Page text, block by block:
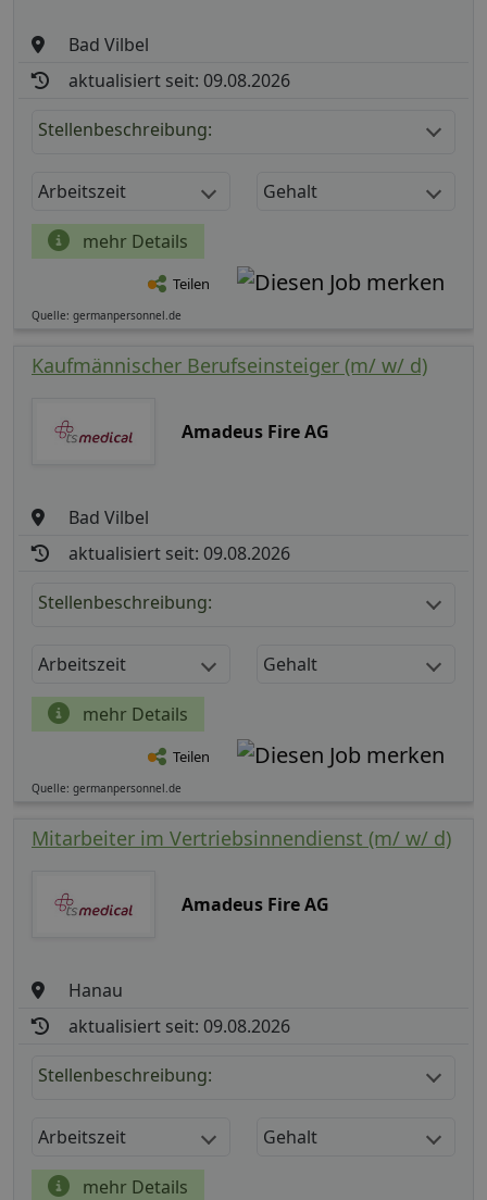
Bad Vilbel
aktualisiert seit: 09.08.2026
Stellenbeschreibung:
Arbeitszeit Gehalt
mehr Details
Teilen
Quelle: germanpersonnel.de
Kaufmännischer Berufseinsteiger (m/ w/ d)
Amadeus Fire AG
Bad Vilbel
aktualisiert seit: 09.08.2026
Stellenbeschreibung:
Arbeitszeit Gehalt
mehr Details
Teilen
Quelle: germanpersonnel.de
Mitarbeiter im Vertriebsinnendienst (m/ w/ d)
Amadeus Fire AG
Hanau
aktualisiert seit: 09.08.2026
Stellenbeschreibung:
Arbeitszeit Gehalt
mehr Details